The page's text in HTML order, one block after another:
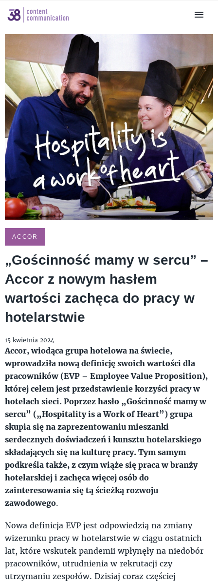
ACCOR
„Gościnność mamy w sercu” –
Accor z nowym hasłem
wartości zachęca do pracy w
hotelarstwie
15 kwietnia 2024
Accor, wiodąca grupa hotelowa na świecie,
wprowadziła nową definicję swoich wartości dla
pracowników (EVP – Employee Value Proposition),
której celem jest przedstawienie korzyści pracy w
hotelach sieci. Poprzez hasło „Gościnność mamy w
sercu” („Hospitality is a Work of Heart”) grupa
skupia się na zaprezentowaniu mieszanki
serdecznych doświadczeń i kunsztu hotelarskiego
składających się na kulturę pracy. Tym samym
podkreśla także, z czym wiąże się praca w branży
hotelarskiej i zachęca więcej osób do
zainteresowania się tą ścieżką rozwoju
zawodowego.
Nowa definicja EVP jest odpowiedzią na zmiany
wizerunku pracy w hotelarstwie w ciągu ostatnich
lat, które wskutek pandemii wpłynęły na niedobór
pracowników, utrudnienia w rekrutacji czy
utrzymaniu zespołów. Dzisiaj coraz częściej